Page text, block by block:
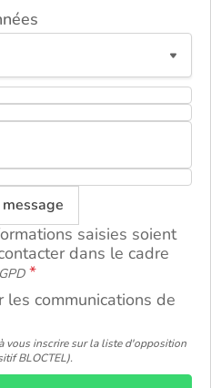
saisies soient
dans le cadre
les communications de
vous inscrire sur la liste d'opposition
BLOCTEL).